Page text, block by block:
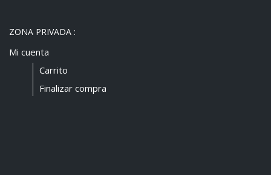
ZONA PRIVADA :
Mi cuenta
Carrito
Finalizar compra